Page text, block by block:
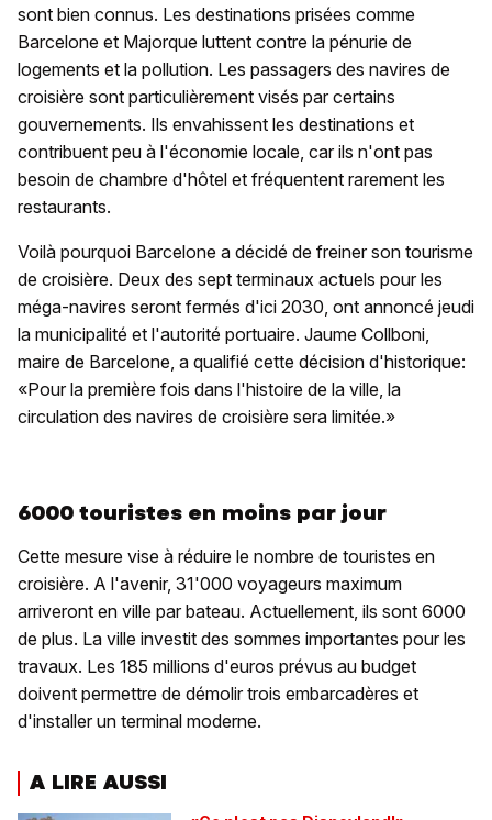
sont bien connus. Les destinations prisées comme
Barcelone et Majorque luttent contre la pénurie de
logements et la pollution. Les passagers des navires de
croisière sont particulièrement visés par certains
gouvernements. Ils envahissent les destinations et
contribuent peu à l'économie locale, car ils n'ont pas
besoin de chambre d'hôtel et fréquentent rarement les
restaurants.
Voilà pourquoi Barcelone a décidé de freiner son tourisme
de croisière. Deux des sept terminaux actuels pour les
méga-navires seront fermés d'ici 2030, ont annoncé jeudi
la municipalité et l'autorité portuaire. Jaume Collboni,
maire de Barcelone, a qualifié cette décision d'historique:
«Pour la première fois dans l'histoire de la ville, la
circulation des navires de croisière sera limitée.»
6000 touristes en moins par jour
Cette mesure vise à réduire le nombre de touristes en
croisière. A l'avenir, 31'000 voyageurs maximum
arriveront en ville par bateau. Actuellement, ils sont 6000
de plus. La ville investit des sommes importantes pour les
travaux. Les 185 millions d'euros prévus au budget
doivent permettre de démolir trois embarcadères et
d'installer un terminal moderne.
A LIRE AUSSI